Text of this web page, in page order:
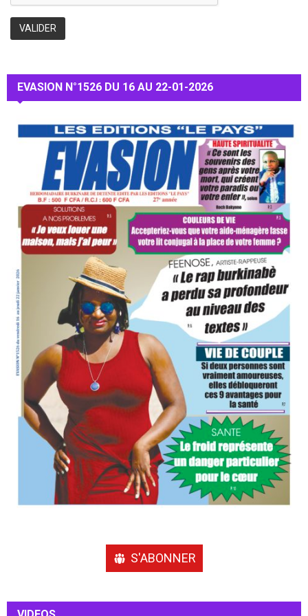
EVASION N°1526 DU 16 AU 22-01-2026
S'ABONNER